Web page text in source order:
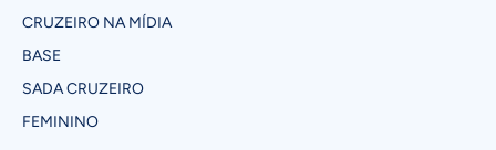
CRUZEIRO NA MÍDIA
BASE
SADA CRUZEIRO
FEMININO